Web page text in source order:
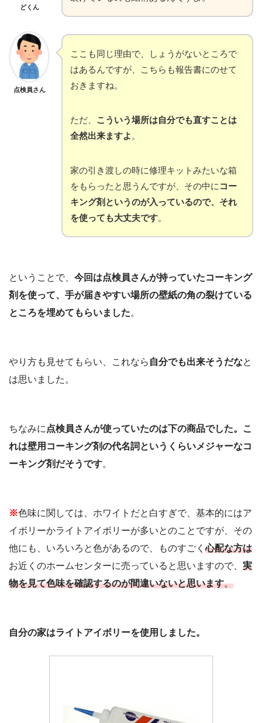
どくん
点検員さん
ここも同じ理由で、しょうがないところで
はあるんですが、こちらも報告書にのせて
おきますね。
ただ、 こういう場所は自分でも直すことは
全然出来ますよ 。
家の引き渡しの時に修理キットみたいな箱
をもらったと思うんですが、その中に コー
キング剤というのが入っているので、それ
を使っても大丈夫です。
ということで、 今回は点検員さんが持っていたコーキング
剤を使って、手が届きやすい場所の壁紙の角の裂けている
ところを埋めてもらいました。
やり方も見せてもらい、これなら 自分でも出来そうだなと
は思いました。
ちなみに 点検員さんが使っていたのは下の商品でした。こ
れは壁用コーキング剤の代名詞というくらいメジャーなコ
ーキング剤だそうです。
※色味に関しては、ホワイトだと白すぎで、基本的にはア
イボリーかライトアイボリーが多いとのことですが、その
他にも、いろいろと色があるので、ものすごく心配な方は
お近くのホームセンターに売っていると思いますので、 実
物を見て色味を確認するのが間違いないと思います。
自分の家はライトアイボリーを使用しました。